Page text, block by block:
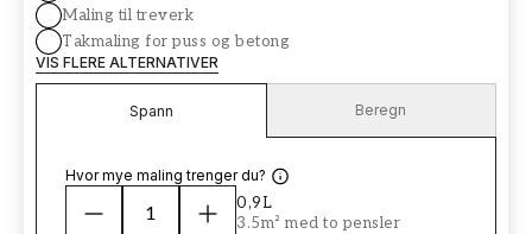
Maling til treverk
Takmaling for puss og betong
VIS FLERE ALTERNATIVER
Spann Beregn
Hvor mye maling trenger du?
0,9L
3.5m² med to pensler